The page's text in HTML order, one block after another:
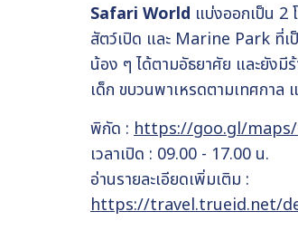
Safari World แบ่งออกเป็น 2
สัตว์เปิด และ Marine Park ที่เ
น้อง ๆ ได้ตามอัธยาศัย และยังมี
เด็ก ขบวนพาเหรดตามเทศกาล
พิกัด : https://goo.gl/
เวลาเปิด : 09.00 - 17.00 น.
อ่านรายละเอียดเพิ่มเติม :
https://travel.trueid.net/